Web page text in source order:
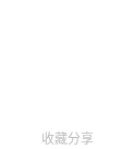
收藏分享